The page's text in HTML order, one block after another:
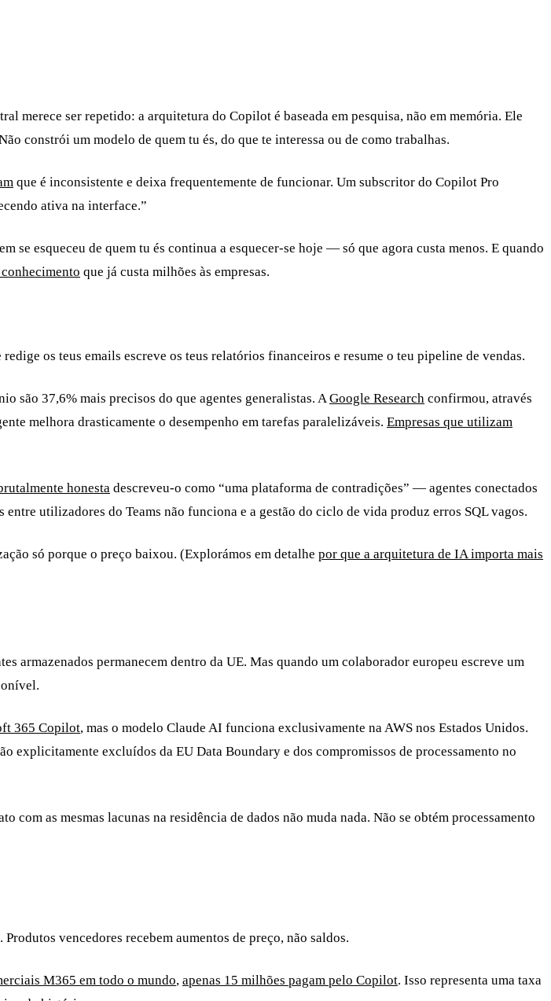
merece ser repetido: a arquitetura do Copilot é baseada em pesquisa, não em memória. Ele
constrói um modelo de quem tu és, do que te interessa ou de como trabalhas.
que é inconsistente e deixa frequentemente de funcionar. Um subscritor do Copilot Pro
ativa na interface.”
se esqueceu de quem tu és continua a esquecer-se hoje — só que agora custa menos. E quando
que já custa milhões às empresas.
os teus emails escreve os teus relatórios financeiros e resume o teu pipeline de vendas.
são 37,6% mais precisos do que agentes generalistas. AGoogle Research confirmou, através
melhora drasticamente o desempenho em tarefas paralelizáveis. Empresas que utilizam
honesta descreveu-o como “uma plataforma de contradições” — agentes conectados
utilizadores do Teams não funciona e a gestão do ciclo de vida produz erros SQL vagos.
só porque o preço baixou. (Explorámos em detalhe por que a arquitetura de IA importa mais
armazenados permanecem dentro da UE. Mas quando um colaborador europeu escreve um
365 Copilot, mas o modelo Claude AI funciona exclusivamente na AWS nos Estados Unidos.
explicitamente excluídos da EU Data Boundary e dos compromissos de processamento no
com as mesmas lacunas na residência de dados não muda nada. Não se obtém processamento
vencedores recebem aumentos de preço, não saldos.
M365 em todo o mundo, apenas 15 milhões pagam pelo Copilot. Isso representa uma taxa